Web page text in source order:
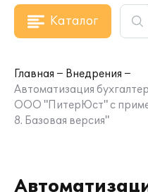
Каталог
Главная
Внедрения
Автоматизация
ООО "ПитерЮст" с
8. Базовая версия"